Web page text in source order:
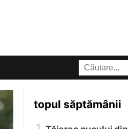
topul săptămânii